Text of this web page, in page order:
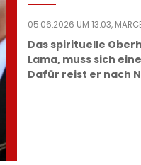
05.06.2026 UM 13:03,
Das spirituelle
Lama, muss sich
Dafür reist er nach